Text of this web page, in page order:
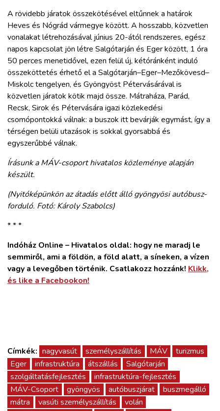
A rövidebb járatok összekötésével eltűnnek a határok
Heves és Nógrád vármegye között. A hosszabb, közvetlen
vonalakat létrehozásával június 20-ától rendszeres, egész
napos kapcsolat jön létre Salgótarján és Eger között, 1 óra
50 perces menetidővel, ezen felül új, kétóránként induló
összeköttetés érhető el a Salgótarján–Eger–Mezőkövesd–
Miskolc tengelyen, és Gyöngyöst Pétervásárával is
közvetlen járatok kötik majd össze. Mátraháza, Parád,
Recsk, Sirok és Pétervására igazi közlekedési
csomópontokká válnak: a buszok itt bevárják egymást, így a
térségen belüli utazások is sokkal gyorsabbá és
egyszerűbbé válnak.
Írásunk a MÁV-csoport hivatalos közleménye alapján
készült.
(Nyitóképünkön az átadás előtt álló gyöngyösi autóbusz-
forduló. Fotó: Károly Szabolcs)
* * *
Indóház Online – Hivatalos oldal: hogy ne maradj le
semmiről, ami a földön, a föld alatt, a síneken, a vízen
vagy a levegőben történik. Csatlakozz hozzánk! Klikk,
és like a Facebookon!
Címkék: nagyvasút személyszállítás MÁV
turizmus
Eger
infrastruktúra átszállás
Salgótarján
szolgáltatásfejlesztés
infrastruktúra-fejlesztés
MÁV-Csoport
gyöngyös autóbuszjárat
buszmegálló
mátra
vasúti személyszállítás
volán